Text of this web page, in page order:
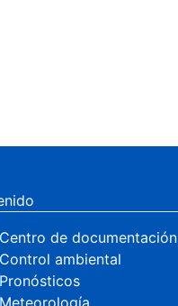
Centro de documentación
Control ambiental
Pronósticos
Meteorología